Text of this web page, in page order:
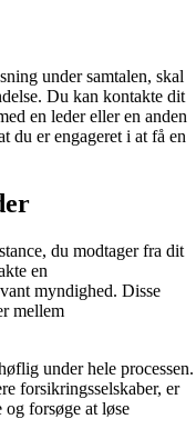
under samtalen, skal
Du kan kontakte dit
en leder eller en anden
du er engageret i at få en
du modtager fra dit
en
myndighed. Disse
mellem
under hele processen.
forsikringsselskaber, er
forsøge at løse